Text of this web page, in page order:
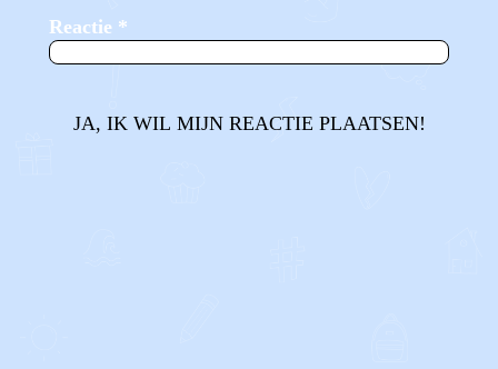
Reactie *
JA, IK WIL MIJN REACTIE PLAATSEN!